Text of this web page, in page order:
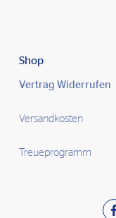
Shop
Vertrag Widerrufen
Versandkosten
Treueprogramm